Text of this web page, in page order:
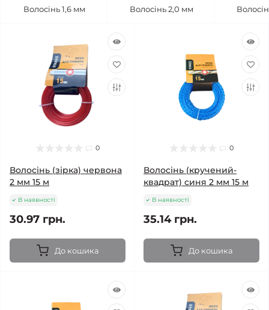
Волосінь 1,6 мм Волосінь 2,0 мм
0
Волосінь (зірка) червона
2 мм 15 м
В наявності
30.97 грн.
До кошика
0
Волосінь (кручений-
квадрат) синя 2 мм 15 м
В наявності
35.14 грн.
До кошика